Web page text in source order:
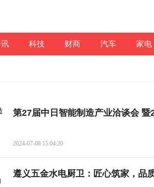
科技 财商 汽车 家电
第27届中日智能制造产业洽谈会
2024-07-08 15:04:20
遵义五金水电厨卫：匠心筑家，品